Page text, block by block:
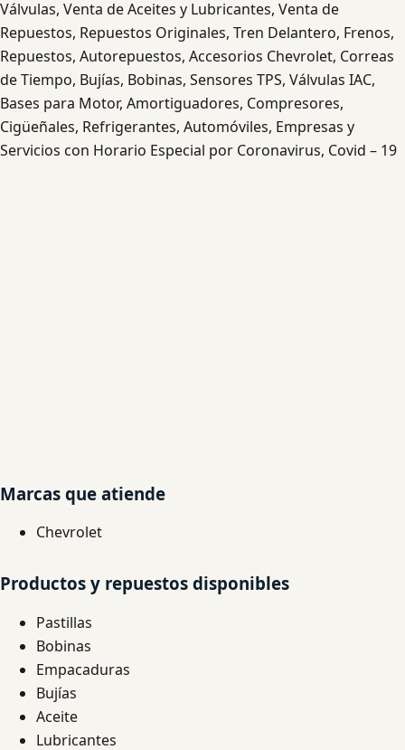
Válvulas, Venta de Aceites y Lubricantes, Venta de
Repuestos, Repuestos Originales, Tren Delantero, Frenos,
Repuestos, Autorepuestos, Accesorios Chevrolet, Correas
de Tiempo, Bujías, Bobinas, Sensores TPS, Válvulas IAC,
Bases para Motor, Amortiguadores, Compresores,
Cigüeñales, Refrigerantes, Automóviles, Empresas y
Servicios con Horario Especial por Coronavirus, Covid – 19
Marcas que atiende
Chevrolet
Productos y repuestos disponibles
Pastillas
Bobinas
Empacaduras
Bujías
Aceite
Lubricantes